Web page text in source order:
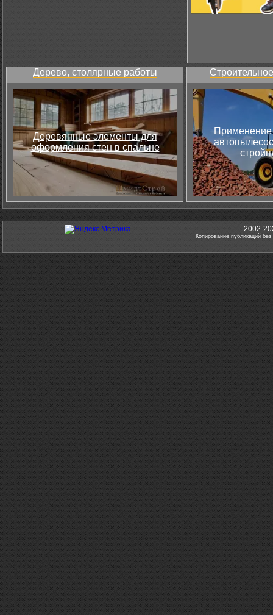
Дерево, столярные работы
Деревянные элементы для
оформления стен в спальне
Применение
2002-
Копирование публикаций